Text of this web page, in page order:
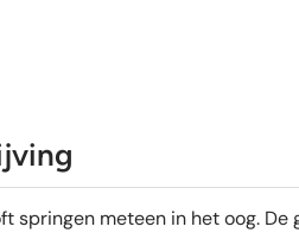
springen meteen in het oog.